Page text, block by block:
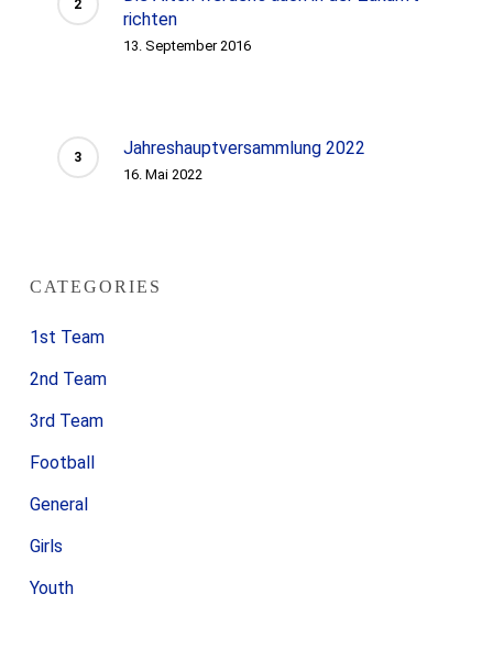
richten
13. September 2016
Jahreshauptversammlung 2022
16. Mai 2022
CATEGORIES
1st Team
2nd Team
3rd Team
Football
General
Girls
Youth